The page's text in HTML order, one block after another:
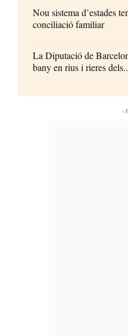
Nou sistema d’estades
conciliació familiar
La Diputació de
bany en rius i rieres
-